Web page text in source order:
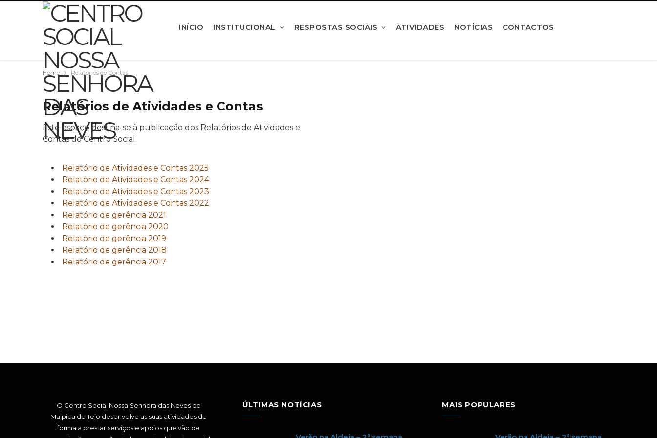
INÍCIO INSTITUCIONAL RESPOSTAS SOCIAIS ATIVIDADES NOTÍCIAS CONTACTOS
Home Relatórios de Contas
Relatórios de Atividades e Contas
Este espaço destina-se à publicação dos Relatórios de Atividades e
Contas do Centro Social.
Relatório de Atividades e Contas 2025
Relatório de Atividades e Contas 2024
Relatório de Atividades e Contas 2023
Relatório de Atividades e Contas 2022
Relatório de gerência 2021
Relatório de gerência 2020
Relatório de gerência 2019
Relatório de gerência 2018
Relatório de gerência 2017
O Centro Social Nossa Senhora das Neves de
Malpica do Tejo desenvolve as suas atividades de
forma a prestar serviços e apoios que vão de
ÚLTIMAS NOTÍCIAS MAIS POPULARES